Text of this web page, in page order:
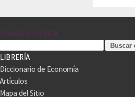
ZONAECONOMICA
LIBRERÍA
Diccionario de Economía
Artículos
Mapa del Sitio